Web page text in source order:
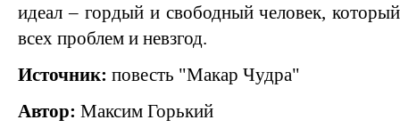
идеал – гордый и свободный человек,
всех проблем и невзгод.
Источник: повесть "Макар Чудра"
Автор: Максим Горький